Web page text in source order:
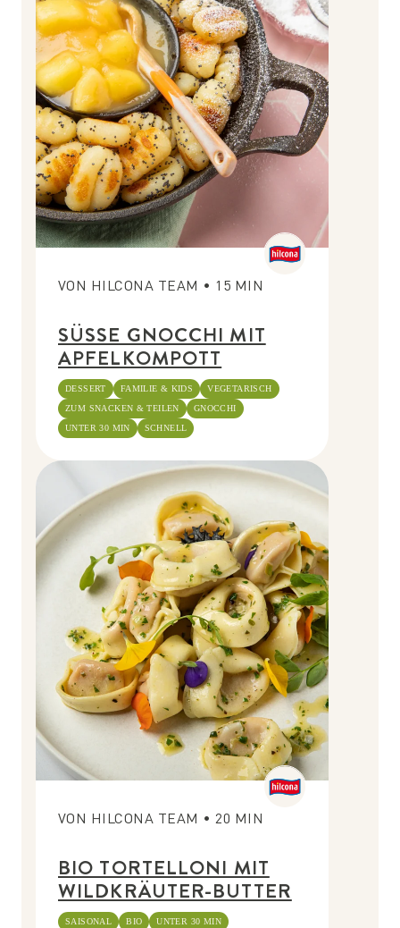
VON HILCONA TEAM • 15 MIN
SÜSSE GNOCCHI MIT
APFELKOMPOTT
DESSERT FAMILIE & KIDS
VEGETARISCH
ZUM SNACKEN & TEILEN
GNOCCHI
UNTER 30 MIN
SCHNELL
VON HILCONA TEAM • 20 MIN
BIO TORTELLONI MIT
WILDKRÄUTER-BUTTER
SAISONAL BIO
UNTER 30 MIN